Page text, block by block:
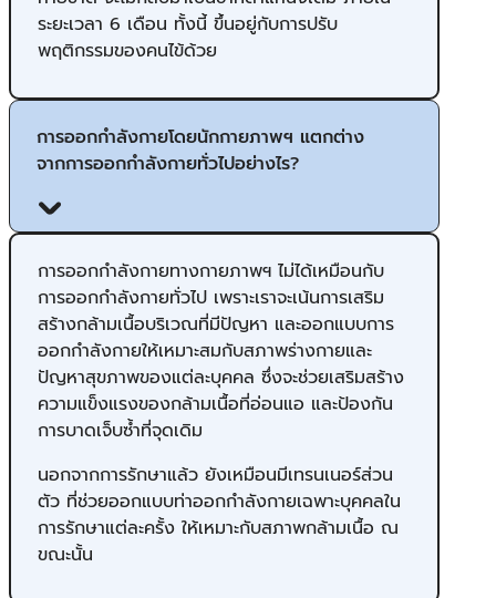
ระยะเวลา 6 เดือน ทั้งนี้ ขึ้นอยู่กับการปรับ
พฤติกรรมของคนไข้ด้วย
การออกกำลังกายโดยนักกายภาพฯ แตกต่าง
จากการออกกำลังกายทั่วไปอย่างไร?
การออกกำลังกายทางกายภาพฯ ไม่ได้เหมือนกับ
การออกกำลังกายทั่วไป เพราะเราจะเน้นการเสริม
สร้างกล้ามเนื้อบริเวณที่มีปัญหา ​และออกแบบการ
ออกกำลังกายให้เหมาะสมกับ​สภาพร่างกายและ
ปัญหาสุขภาพของแต่ละบุคคล ซึ่งจะช่วยเสริมสร้าง
ความแข็งแรงของกล้ามเนื้อที่อ่อนแอ และป้องกัน
การบาดเจ็บซ้ำที่จุดเดิม
นอกจากการรักษาแล้ว ยังเหมือนมีเทรนเนอร์ส่วน
ตัว ที่ช่วยออกแบบท่าออกกำลังกายเฉพาะบุคคลใน
การรักษาแต่ละครั้ง ให้เหมาะกับสภาพกล้ามเนื้อ ณ
ขณะนั้น